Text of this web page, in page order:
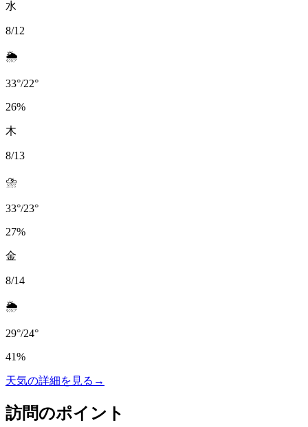
水
8/12
🌦️
33°/22°
26%
木
8/13
⛈️
33°/23°
27%
金
8/14
🌦️
29°/24°
41%
天気の詳細を見る →
訪問のポイント